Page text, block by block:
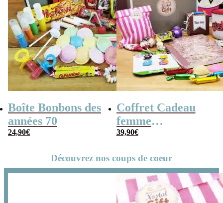
Boîte Bonbons des
années 70
24,90€
Coffret Cadeau
femme
« Génération 70 »
39,90€
Découvrez nos coups de coeur